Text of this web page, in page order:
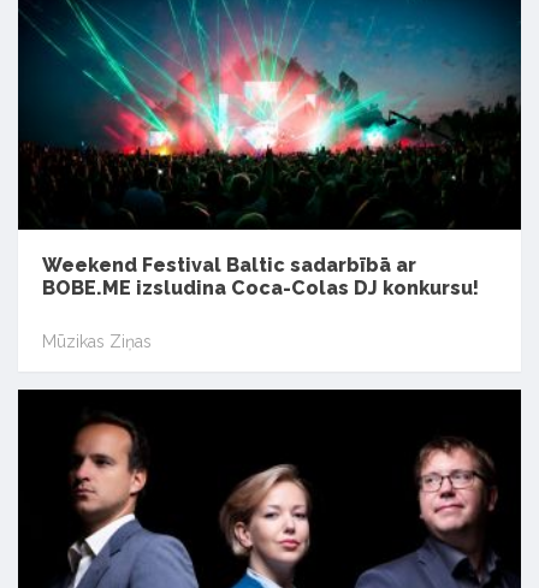
Weekend Festival Baltic sadarbībā ar
BOBE.ME izsludina Coca-Colas DJ konkursu!
Mūzikas Ziņas